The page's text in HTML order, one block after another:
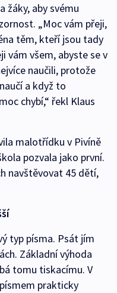
žáky, aby svému
„Moc vám přeji,
těm, kteří jsou tady
vám všem, abyste se v
naučili, protože
a když to
chybí,“ řekl Klaus
malotřídku v Pivíně
pozvala jako první.
navštěvovat 45 dětí,
typ písma. Psát jím
Základní výhoda
tomu tiskacímu. V
prakticky